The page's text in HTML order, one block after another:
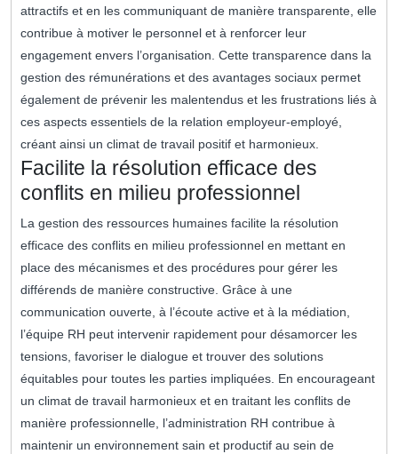
attractifs et en les communiquant de manière transparente, elle
contribue à motiver le personnel et à renforcer leur
engagement envers l’organisation. Cette transparence dans la
gestion des rémunérations et des avantages sociaux permet
également de prévenir les malentendus et les frustrations liés à
ces aspects essentiels de la relation employeur-employé,
créant ainsi un climat de travail positif et harmonieux.
Facilite la résolution efficace des
conflits en milieu professionnel
La gestion des ressources humaines facilite la résolution
efficace des conflits en milieu professionnel en mettant en
place des mécanismes et des procédures pour gérer les
différends de manière constructive. Grâce à une
communication ouverte, à l’écoute active et à la médiation,
l’équipe RH peut intervenir rapidement pour désamorcer les
tensions, favoriser le dialogue et trouver des solutions
équitables pour toutes les parties impliquées. En encourageant
un climat de travail harmonieux et en traitant les conflits de
manière professionnelle, l’administration RH contribue à
maintenir un environnement sain et productif au sein de